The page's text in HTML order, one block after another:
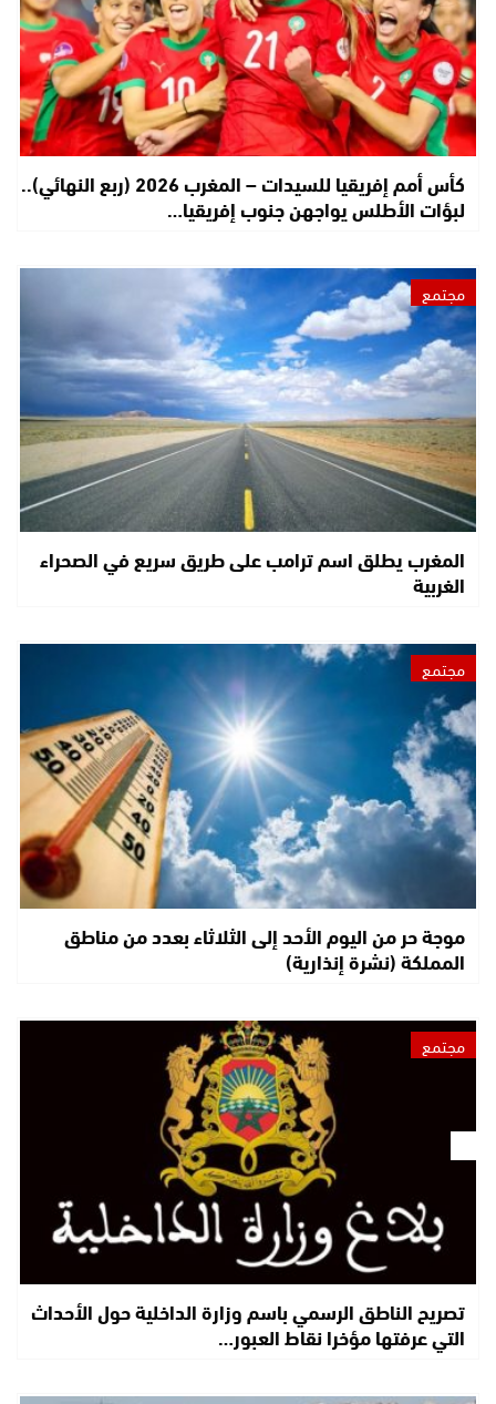
كأس أمم إفريقيا للسيدات – المغرب 2026 (ربع النهائي)..
لبؤات الأطلس يواجهن جنوب إفريقيا…
مجتمع
المغرب يطلق اسم ترامب على طريق سريع في الصحراء
الغربية
مجتمع
موجة حر من اليوم الأحد إلى الثلاثاء بعدد من مناطق
المملكة (نشرة إنذارية)
مجتمع
تصريح الناطق الرسمي باسم وزارة الداخلية حول الأحداث
التي عرفتها مؤخرا نقاط العبور…